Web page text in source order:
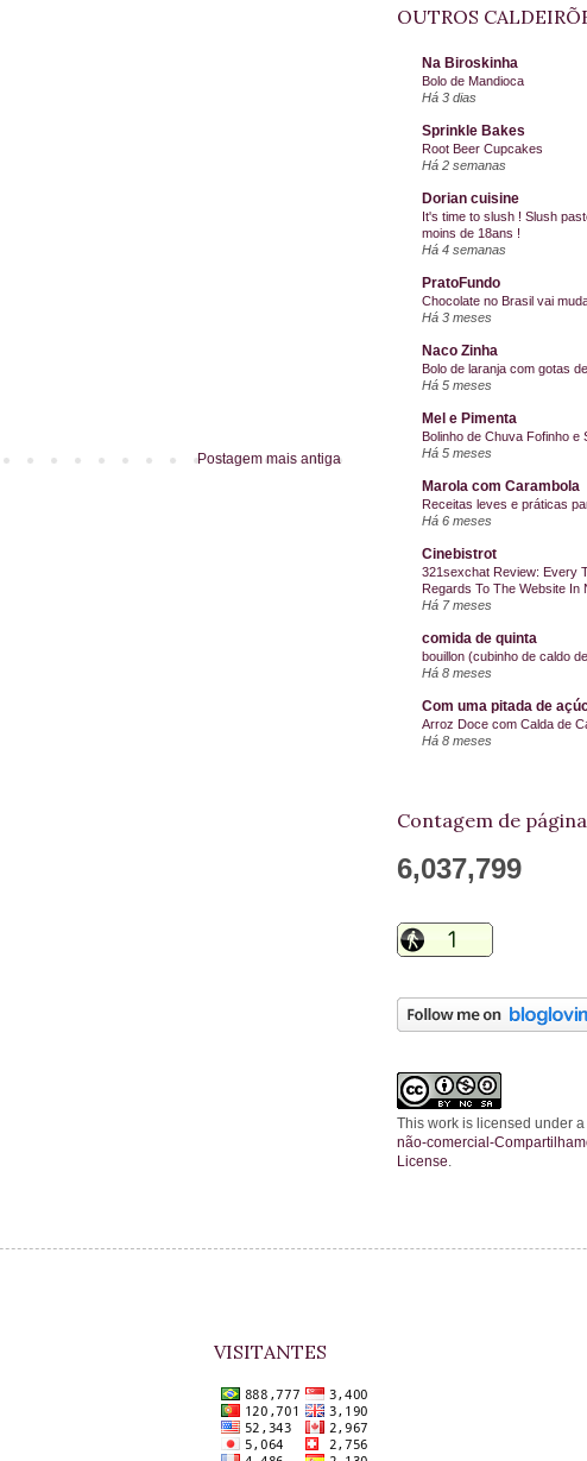
Postagem mais antiga
OUTROS
Na Biroskinha
Bolo de Mandioca
Há 3 dias
Sprinkle Bakes
Root Beer Cupcakes
Há 2 semanas
Dorian cuisine
It's time to slush ! Slush
moins de 18ans !
Há 4 semanas
PratoFundo
Chocolate no Brasil vai
Há 3 meses
Naco Zinha
Bolo de laranja com gotas
Há 5 meses
Mel e Pimenta
Bolinho de Chuva Fofinho e
Há 5 meses
Marola com Carambola
Receitas leves e práticas
Há 6 meses
Cinebistrot
321sexchat Review: Every
Regards To The Website In
Há 7 meses
comida de quinta
bouillon (cubinho de caldo
Há 8 meses
Com uma pitada de
Arroz Doce com Calda de
Há 8 meses
Contagem de
6,037,799
This work is licensed under a
não-comercial-
License.
VISITANTES